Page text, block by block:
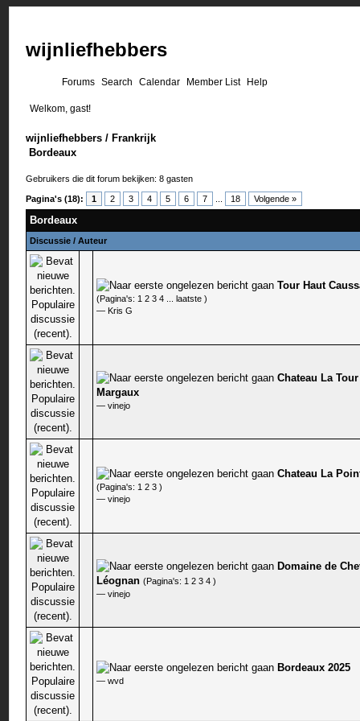
wijnliefhebbers
Forums Search Calendar Member List Help
Welkom, gast!
wijnliefhebbers / Frankrijk
Bordeaux
Gebruikers die dit forum bekijken: 8 gasten
Pagina's (18): 1 2 3 4 5 6 7 18 Volgende »
Bordeaux
Discussie /Auteur
Tour Haut
(Pagina's: 1 2 3 4 ...laatste )
— Kris G
0 stem - 0 van 5 gemiddeld
Chateau La
Margaux
—vinejo
0 stem - 0 van 5 gemiddeld
Chateau La
(Pagina's: 1 2 3 )
—vinejo
0 stem - 0 van 5 gemiddeld
Domaine de
Léognan (Pagina's: 1 2 3 4 )
—vinejo
0 stem - 0 van 5 gemiddeld
Bordeaux 2025
—wvd
0 stem - 0 van 5 gemiddeld